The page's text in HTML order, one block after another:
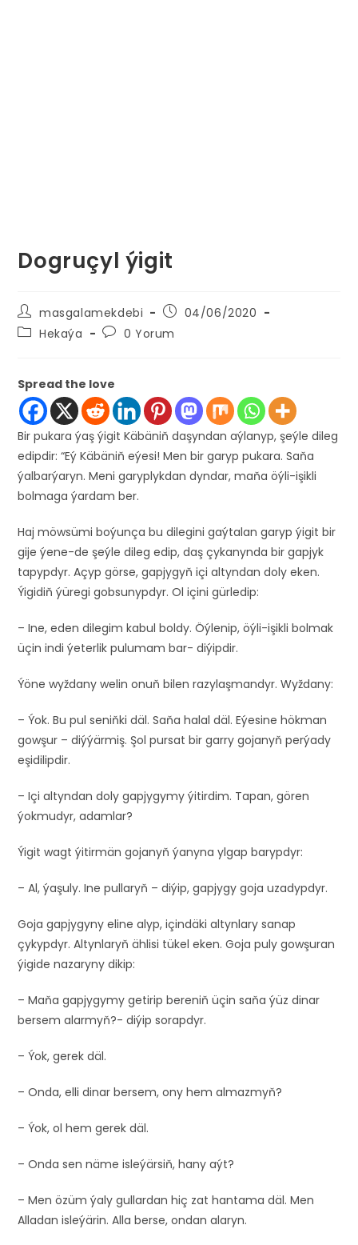
Dogruçyl ýigit
Post
author:
masgalamekdebi
Post04/06/2020
Post
category:
Hekaýa
Post0 Yorum
Spread the love
Bir pukara ýaş ýigit Käbäniň daşyndan aýlanyp, şeýle dileg
edipdir: “Eý Käbäniň eýesi! Men bir garyp pukara. Saňa
ýalbarýaryn. Meni garyplykdan dyndar, maňa öýli-işikli
bolmaga ýardam ber.
Haj möwsümi boýunça bu dilegini gaýtalan garyp ýigit bir
gije ýene-de şeýle dileg edip, daş çykanynda bir gapjyk
tapypdyr. Açyp görse, gapjygyň içi altyndan doly eken.
Ýigidiň ýüregi gobsunypdyr. Ol içini gürledip:
– Ine, eden dilegim kabul boldy. Öýlenip, öýli-işikli bolmak
üçin indi ýeterlik pulumam bar- diýipdir.
Ýöne wyždany welin onuň bilen razylaşmandyr. Wyždany:
– Ýok. Bu pul seniňki däl. Saňa halal däl. Eýesine hökman
gowşur – diýýärmiş. Şol pursat bir garry gojanyň perýady
eşidilipdir.
– Içi altyndan doly gapjygymy ýitirdim. Tapan, gören
ýokmudyr, adamlar?
Ýigit wagt ýitirmän gojanyň ýanyna ylgap barypdyr:
– Al, ýaşuly. Ine pullaryň – diýip, gapjygy goja uzadypdyr.
Goja gapjygyny eline alyp, içindäki altynlary sanap
çykypdyr. Altynlaryň ählisi tükel eken. Goja puly gowşuran
ýigide nazaryny dikip:
– Maňa gapjygymy getirip bereniň üçin saňa ýüz dinar
bersem alarmyň?- diýip sorapdyr.
– Ýok, gerek däl.
– Onda, elli dinar bersem, ony hem almazmyň?
– Ýok, ol hem gerek däl.
– Onda sen näme isleýärsiň, hany aýt?
– Men özüm ýaly gullardan hiç zat hantama däl. Men
Alladan isleýärin. Alla berse, ondan alaryn.